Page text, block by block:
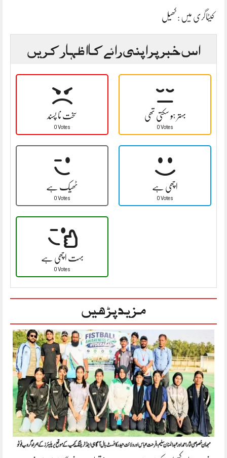
کیٹاگری میں : کھیل
اس خبر پر اپنی رائے کا اظہار کریں
سخت نا پسند
0 Votes
بہتر ہو سکتی تھی
0 Votes
ٹھیک ہے
0 Votes
اچھی ہے
0 Votes
بہت اچھی ہے
0 Votes
مزید پڑھیں